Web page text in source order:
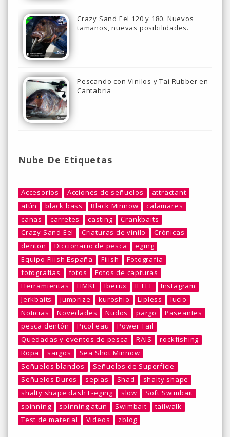
Crazy Sand Eel 120 y 180. Nuevos
tamaños, nuevas posibilidades.
Pescando con Vinilos y Tai Rubber en
Cantabria
Nube De Etiquetas
Accesorios Acciones de señuelos
attractant
atún
black bass Black Minnow
calamares
cañas
carretes casting
Crankbaits
Crazy Sand Eel
Criaturas de vinilo
Crónicas
denton
Diccionario de pesca
eging
Equipo Fiiish España
Fiiish
Fotografia
fotografias
fotos
Fotos de capturas
Herramientas
HMKL Iberux IFTTT
Instagram
Jerkbaits
jumprize kuroshio Lipless
lucio
Noticias
Novedades Nudos pargo
Paseantes
pesca dentón
Picol'eau
Power Tail
Quedadas y eventos de pesca
RAIS
rockfishing
Ropa
sargos
Sea Shot Minnow
Señuelos blandos
Señuelos de Superficie
Señuelos Duros
sepias Shad
shalty shape
shalty shape dash L-eging
slow
Soft Swimbait
spinning
spinning atun Swimbait
tailwalk
Test de material
Videos zblog